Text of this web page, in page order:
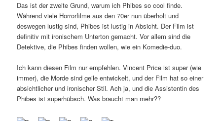
Das ist der zweite Grund, warum ich Phibes so cool finde.
Während viele Horrorfilme aus den 70er nun überholt und
deswegen lustig sind, Phibes ist lustig in Absicht. Der Film ist
definitiv mit ironischem Unterton gemacht. Vor allem sind die
Detektive, die Phibes finden wollen, wie ein Komedie-duo.
Ich kann diesen Film nur empfehlen. Vincent Price ist super (wie
immer), die Morde sind geile entwickelt, und der Film hat so einer
absichtlicher und ironischer Stil. Ach ja, und die Assistentin des
Phibes ist superhübsch. Was braucht man mehr??